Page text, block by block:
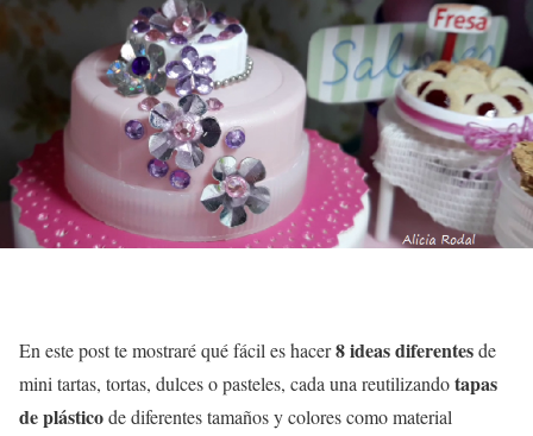
En este post te mostraré qué fácil es hacer8 ideas diferentesde
mini tartas, tortas, dulces o pasteles, cada una reutilizandotapas
de plásticode diferentes tamaños y colores como material